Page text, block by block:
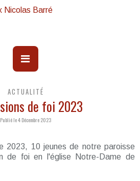
ACTUALITÉ
de foi 2023
Publié le 4 Décembre 2023
2023, 10 jeunes de notre paroisse
de foi en l'église Notre-Dame de